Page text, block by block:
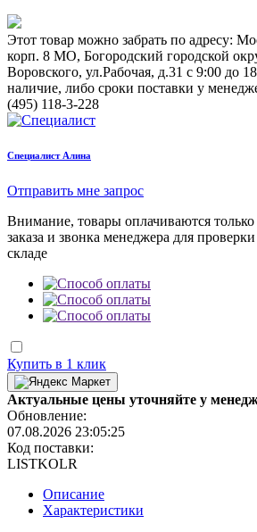
Этот товар можно забрать по адресу:
корп. 8 МО, Богородский городской
Воровского, ул.Рабочая, д.31 с 9:00 до
наличие, либо сроки поставки у
(495) 118-3-228
Cпециалист Алина
Отправить мне запрос
Внимание, товары оплачиваются
заказа и звонка менеджера для
складе
Купить в 1 клик
Актуальные цены уточняйте у
Обновление:
07.08.2026 23:05:25
Код поставки:
LISTKOLR
Описание
Характеристики